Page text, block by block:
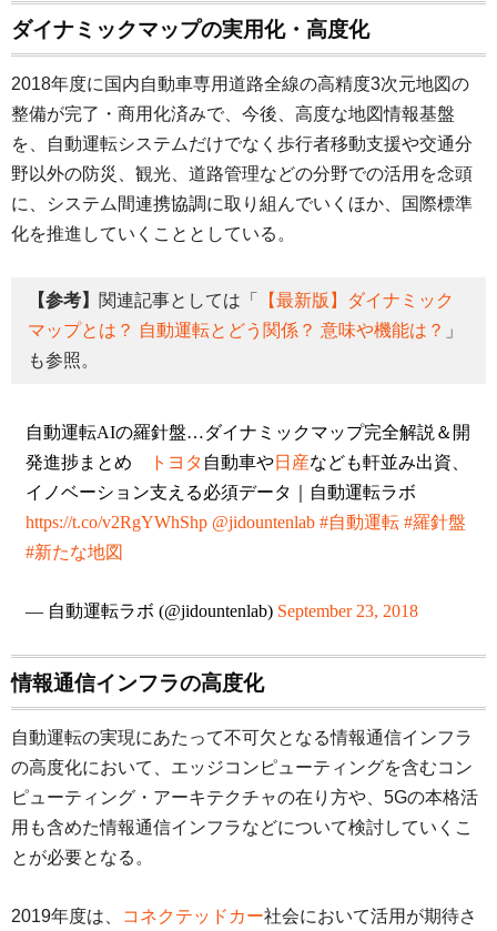
ダイナミックマップの実用化・高度化
2018年度に国内自動車専用道路全線の高精度3次元地図の
整備が完了・商用化済みで、今後、高度な地図情報基盤
を、自動運転システムだけでなく歩行者移動支援や交通分
野以外の防災、観光、道路管理などの分野での活用を念頭
に、システム間連携協調に取り組んでいくほか、国際標準
化を推進していくこととしている。
【参考】 関連記事としては「
【最新版】ダイナミック
マップとは？ 自動運転とどう関係？ 意味や機能は？ 」
も参照。
自動運転AIの羅針盤…ダイナミックマップ完全解説＆開
発進捗まとめ
トヨタ 自動車や日産なども軒並み出資、
イノベーション支える必須データ｜自動運転ラボ
https://t.co/v2RgYWhShp @jidountenlab #自動運転 #羅針盤
#新たな地図
— 自動運転ラボ (@jidountenlab) September 23, 2018
情報通信インフラの高度化
自動運転の実現にあたって不可欠となる情報通信インフラ
の高度化において、エッジコンピューティングを含むコン
ピューティング・アーキテクチャの在り方や、5Gの本格活
用も含めた情報通信インフラなどについて検討していくこ
とが必要となる。
2019年度は、 コネクテッドカー社会において活用が期待さ